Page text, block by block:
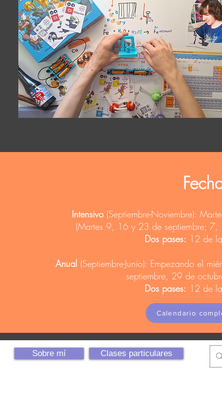
Intensivo (Septiembre-Noviembre):
(Martes 9, 16 y 23 de septiembre;
Dos pases: 12 de
Anual (Septiembre-Junio): Empezando el
septiembre, 29 de
Dos pases: 12 de
Calendario
Sobre mí Clases particulares